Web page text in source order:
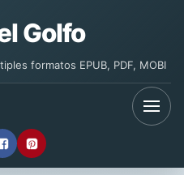
Golfo
formatos EPUB, PDF, MOBI